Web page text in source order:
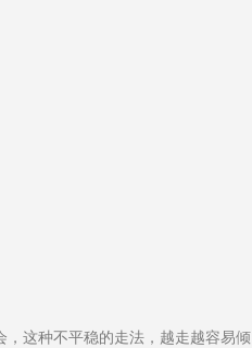
这种不平稳的走法，越走越容易倾